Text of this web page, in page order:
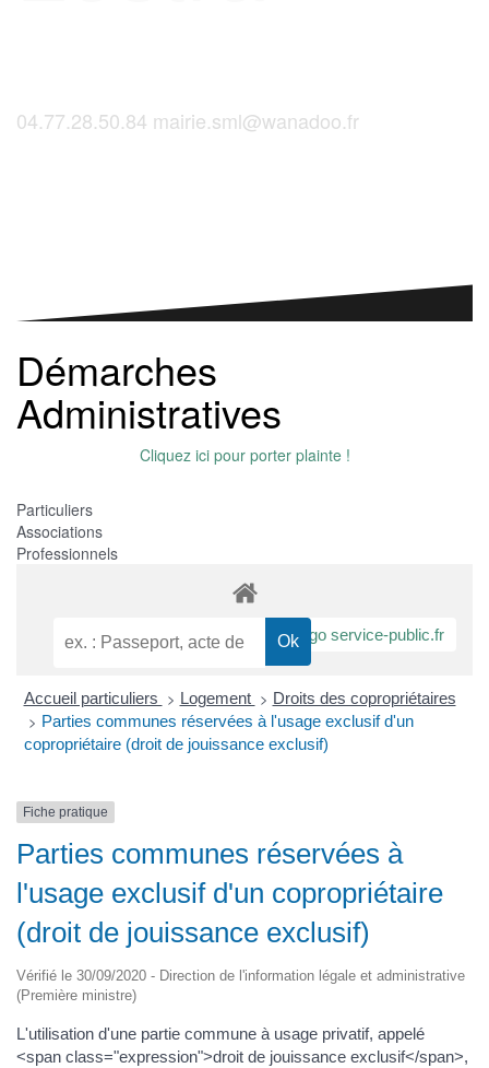
04.77.28.50.84 mairie.sml@wanadoo.fr
Démarches
Administratives
Cliquez ici pour porter plainte !
Particuliers
Associations
Professionnels
Accueil particuliers > Logement > Droits des copropriétaires
> Parties communes réservées à l'usage exclusif d'un
copropriétaire (droit de jouissance exclusif)
Fiche pratique
Parties communes réservées à
l'usage exclusif d'un copropriétaire
(droit de jouissance exclusif)
Vérifié le 30/09/2020 - Direction de l'information légale et administrative
(Première ministre)
L'utilisation d'une partie commune à usage privatif, appelé
<span class="expression">droit de jouissance exclusif</span>,